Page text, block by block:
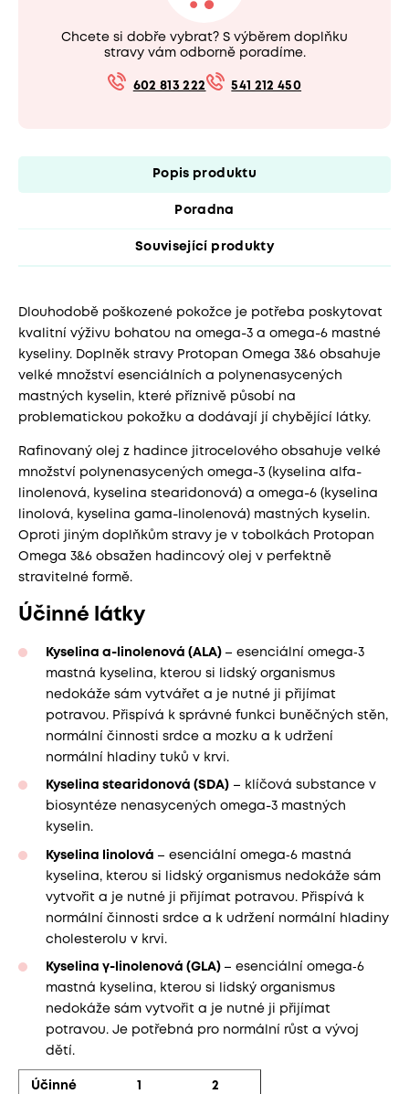
Chcete si dobře vybrat? S výběrem doplňku
stravy vám odborně poradíme.
602 813 222 541 212 450
Popis produktu
Poradna
Související produkty
Dlouhodobě poškozené pokožce je potřeba poskytovat
kvalitní výživu bohatou na omega-3 a omega-6 mastné
kyseliny. Doplněk stravy Protopan Omega 3&6 obsahuje
velké množství esenciálních a polynenasycených
mastných kyselin, které příznivě působí na
problematickou pokožku a dodávají jí chybějící látky.
Rafinovaný olej z hadince jitrocelového obsahuje velké
množství polynenasycených omega-3 (kyselina alfa-
linolenová, kyselina stearidonová) a omega-6 (kyselina
linolová, kyselina gama-linolenová) mastných kyselin.
Oproti jiným doplňkům stravy je v tobolkách Protopan
Omega 3&6 obsažen hadincový olej v perfektně
stravitelné formě.
Účinné látky
Kyselina α-linolenová (ALA) – esenciální omega‑3
mastná kyselina, kterou si lidský organismus
nedokáže sám vytvářet a je nutné ji přijímat
potravou. Přispívá k správné funkci buněčných stěn,
normální činnosti srdce a mozku a k udržení
normální hladiny tuků v krvi.
Kyselina stearidonová (SDA) – klíčová substance v
biosyntéze nenasycených omega-3 mastných
kyselin.
Kyselina linolová – esenciální omega‑6 mastná
kyselina, kterou si lidský organismus nedokáže sám
vytvořit a je nutné ji přijímat potravou. Přispívá k
normální činnosti srdce a k udržení normální hladiny
cholesterolu v krvi.
Kyselina γ-linolenová (GLA) – esenciální omega‑6
mastná kyselina, kterou si lidský organismus
nedokáže sám vytvořit a je nutné ji přijímat
potravou. Je potřebná pro normální růst a vývoj
dětí.
Účinné 1
2